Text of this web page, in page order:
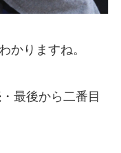
かりますね。
最後から二番目